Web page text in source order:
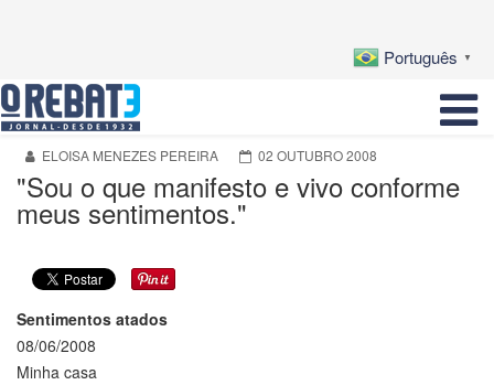
Português ▼
ELOISA MENEZES PEREIRA 02 OUTUBRO 2008
"Sou o que manifesto e vivo conforme
meus sentimentos."
Sentimentos atados
08/06/2008
Minha casa